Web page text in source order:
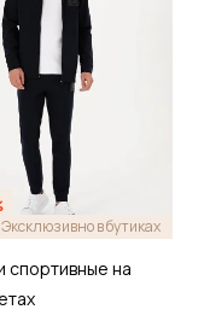
Эксклюзивно в бутиках
спортивные на